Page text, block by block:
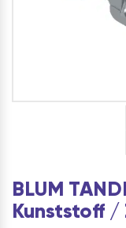
BLUM
Kunststoff /